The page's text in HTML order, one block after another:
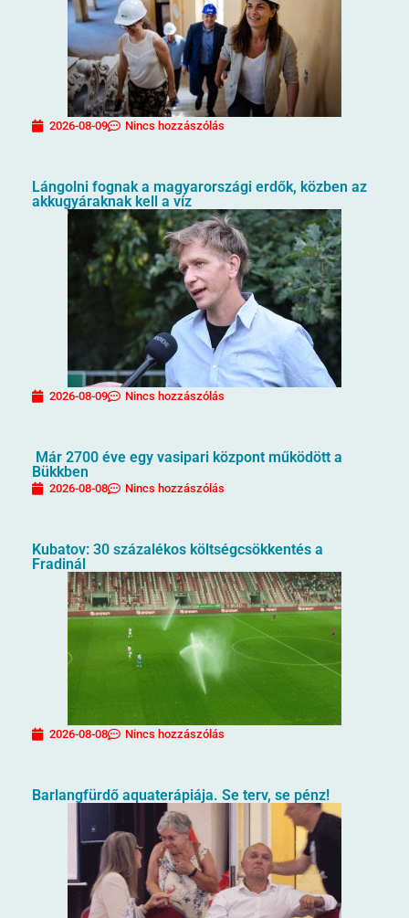
2026-08-09 Nincs hozzászólás
Lángolni fognak a magyarországi erdők, közben az
akkugyáraknak kell a víz
2026-08-09 Nincs hozzászólás
Már 2700 éve egy vasipari központ működött a
Bükkben
2026-08-08 Nincs hozzászólás
Kubatov: 30 százalékos költségcsökkentés a
Fradinál
2026-08-08 Nincs hozzászólás
Barlangfürdő aquaterápiája. Se terv, se pénz!